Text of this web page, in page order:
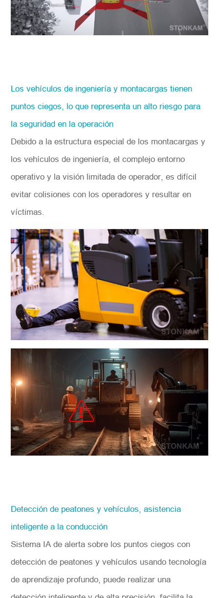
Los vehículos de ingeniería y montacargas tienen
puntos ciegos, lo que representa un alto riesgo para
la seguridad en la operación
Debido a la estructura especial de los montacargas y
los vehículos de ingeniería, el complejo entorno
operativo y la visión limitada de operador, es difícil
evitar colisiones con los operadores y resultar en
víctimas.
Detección de peatones y vehículos, asistencia
inteligente a la conducción
Sistema IA de alerta sobre los puntos ciegos con
detección de peatones y vehículos usando tecnología
de aprendizaje profundo, puede realizar una